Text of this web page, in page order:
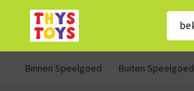
Binnen Speelgoed Buiten Speelgoed